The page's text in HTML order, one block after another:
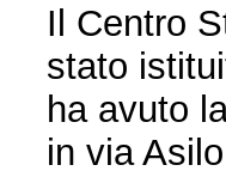
Il Centro
stato
ha avuto
in via